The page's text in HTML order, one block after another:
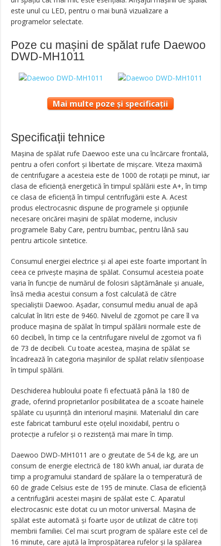
este unul cu LED, pentru o mai bună vizualizare a
programelor selectate.
Poze cu mașini de spălat rufe Daewoo
DWD-MH1011
Mai multe poze și specificații
Specificații tehnice
Maşina de spălat rufe Daewoo este una cu încărcare frontală,
pentru a oferi confort şi libertate de mişcare. Viteza maximă
de centrifugare a acesteia este de 1000 de rotaţii pe minut, iar
clasa de eficienţă energetică în timpul spălării este A+, în timp
ce clasa de eficienţă în timpul centrifugării este A. Acest
produs electrocasnic dispune de programele şi opţiunile
necesare oricărei maşini de spălat moderne, inclusiv
programele Baby Care, pentru bumbac, pentru lână sau
pentru articole sintetice.
Consumul energiei electrice şi al apei este foarte important în
ceea ce priveşte maşina de spălat. Consumul acesteia poate
varia în funcţie de numărul de folosiri săptămânale şi anuale,
însă media acestui consum a fost calculată de către
specialiştii Daewoo. Aşadar, consumul mediu anual de apă
calculat în litri este de 9460. Nivelul de zgomot pe care îl va
produce maşina de spălat în timpul spălării normale este de
60 decibeli, în timp ce la centrifugare nivelul de zgomot va fi
de 73 de decibeli. Cu toate acestea, maşina de spălat se
încadrează în categoria maşinilor de spălat relativ silenţioase
în timpul spălării.
Deschiderea hubloului poate fi efectuată până la 180 de
grade, oferind proprietarilor posibilitatea de a scoate hainele
spălate cu uşurinţă din interiorul maşinii. Materialul din care
este fabricat tamburul este oţelul inoxidabil, pentru o
protecţie a rufelor şi o rezistenţă mai mare în timp.
Daewoo DWD-MH1011 are o greutate de 54 de kg, are un
consum de energie electrică de 180 kWh anual, iar durata de
timp a programului standard de spălare la o temperatură de
60 de grade Celsius este de 195 de minute. Clasa de eficienţă
a centrifugării acestei maşini de spălat este C. Aparatul
electrocasnic este dotat cu un motor universal. Maşina de
spălat este automată şi foarte uşor de utilizat de către toţi
membrii familiei. Cel mai scurt program de spălare este cel de
16 minute, care ajută la împrospătarea rufelor şi la spălarea